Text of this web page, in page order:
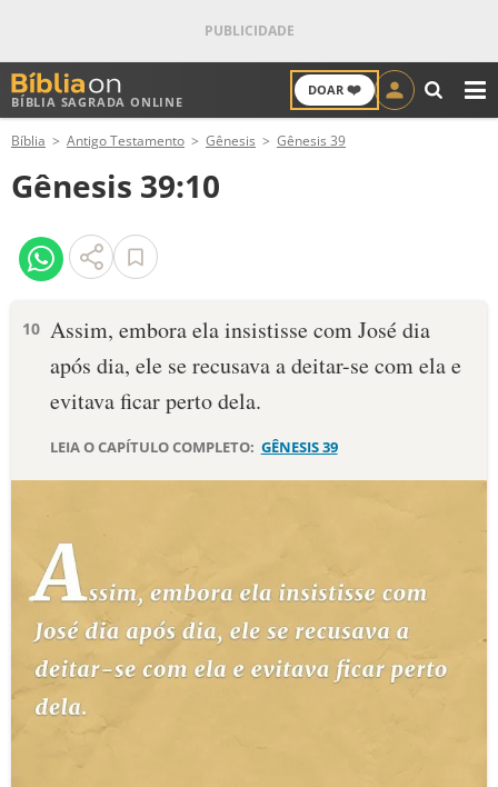
BÍBLIA SAGRADA ONLINE
DOAR ❤️
ANTIGO TESTAMENTO
NOVO TESTAMENTO
VERSÍCULOS
PALAVRA DO DIA
DEVOCIONAL DIÁRIO
10 MANDAMENTOS
ESTUDOS BÍBLICOS
ESBOÇOS DE PREGAÇÃO
TEMAS
PERGUNTE À BÍBLIA
Bíblia Antigo Testamento Gênesis Gênesis 39
Gênesis 39:10
10 Assim, em­bora ela insistisse com José dia
após dia, ele se recusava a deitar-se com ela e
evitava ficar perto dela.
LEIA O CAPÍTULO COMPLETO: GÊNESIS 39